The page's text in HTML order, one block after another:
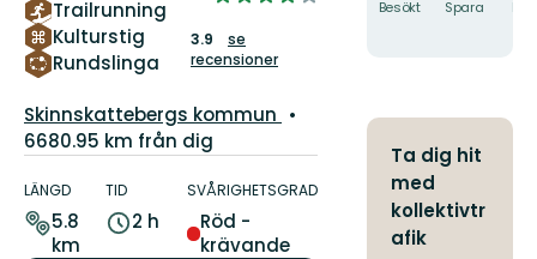
Trailrunning
Kulturstig
Rundslinga
5
stjärnor
3.9
se
recensioner
Guide:
Skinnskattebergs kommun
6680.95 km från dig
om
leden
LÄNGD
5.8
km
TID
2 h
SVÅRIGHETSGRAD
Röd -
krävande
Besökt Spara
Ta dig hit
med
kollektivtr
afik